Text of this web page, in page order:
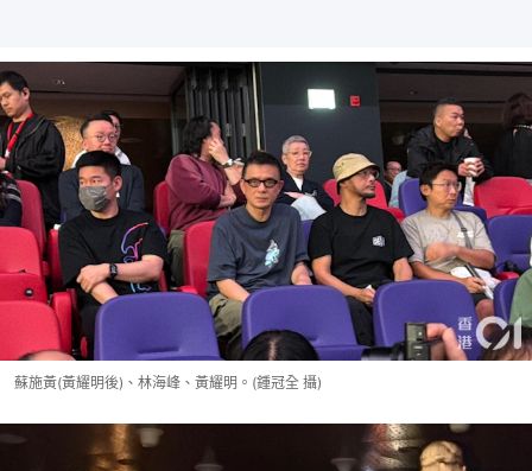
蘇施黃(黃耀明後)、林海峰、黃耀明。(鍾冠全 攝)